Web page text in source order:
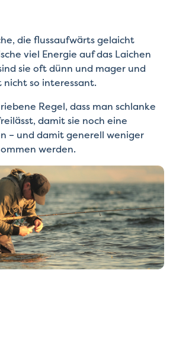
die flussaufwärts gelaicht
viel Energie auf das Laichen
sie oft dünn und mager und
so interessant.
Regel, dass man schlanke
damit sie noch eine
– und damit generell weniger
werden.